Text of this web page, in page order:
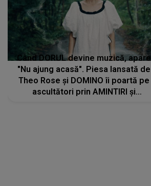
Când DORUL devine muzică, apare
"Nu ajung acasă". Piesa lansată de
Theo Rose și DOMINO îi poartă pe
ascultători prin AMINTIRI și